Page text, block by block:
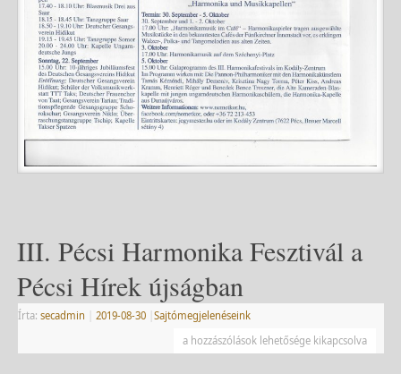
III. Pécsi Harmonika Fesztivál a
Pécsi Hírek újságban
Írta: secadmin 2019-08-30
Sajtómegjelenéseink
a hozzászólások lehetősége kikapcsolva